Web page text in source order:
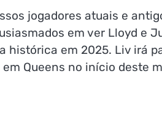
jogadores atuais e
em ver Lloyd e
histórica em 2025. Liv irá
Queens no início deste